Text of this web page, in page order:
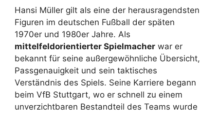
Hansi Müller gilt als eine der herausragendsten
Figuren im deutschen Fußball der späten
1970er und 1980er Jahre. Als
mittelfeldorientierter Spielmacher war er
bekannt für seine außergewöhnliche Übersicht,
Passgenauigkeit und sein taktisches
Verständnis des Spiels. Seine Karriere begann
beim VfB Stuttgart, wo er schnell zu einem
unverzichtbaren Bestandteil des Teams wurde